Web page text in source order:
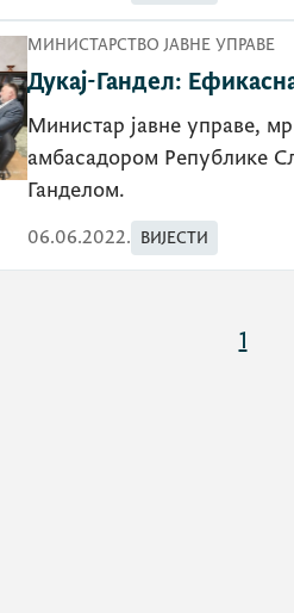
МИНИСТАРСТВО ЈАВНЕ УПРАВЕ
Дукај-Гандел:
Министар јавне управе,
амбасадором Републике
Ганделом.
06.06.2022. ВИЈЕСТИ
1